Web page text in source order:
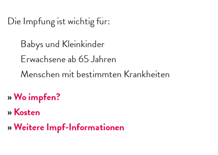
Die Impfung ist wichtig für:
Babys und Kleinkinder
Erwachsene ab 65 Jahren
Menschen mit bestimmten Krankheiten
»Wo impfen?
»Kosten
»Weitere Impf-Informationen